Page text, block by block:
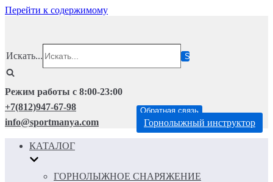
Перейти к содержимому
Искать...
Режим работы с 8:00-23:00
+7(812)947-67-98
info@sportmanya.com
Обратная связь
Горнолыжный инструктор
КАТАЛОГ
ГОРНОЛЫЖНОЕ СНАРЯЖЕНИЕ